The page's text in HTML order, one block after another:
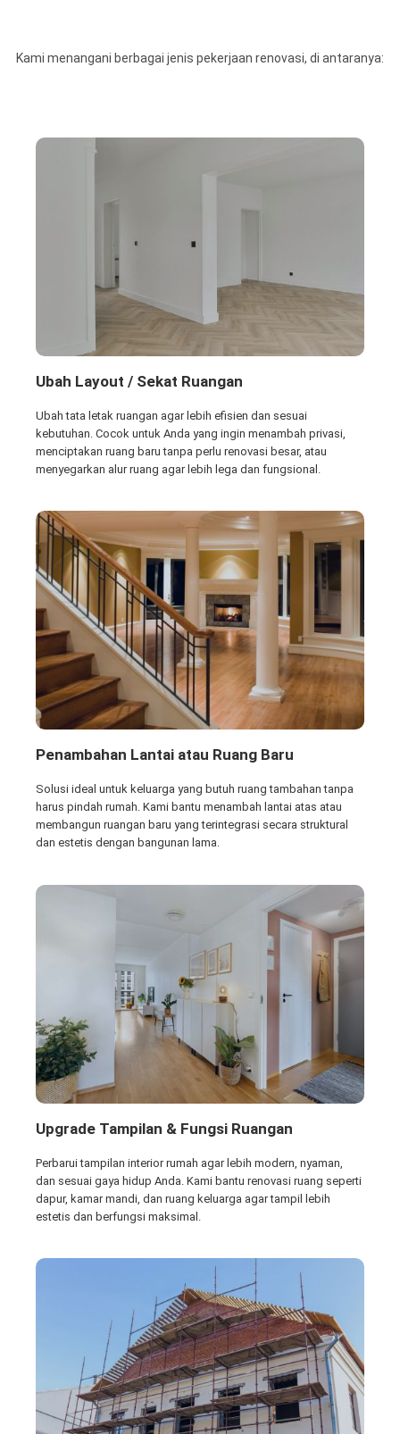
Kami menangani berbagai jenis pekerjaan renovasi, di antaranya:
Ubah Layout / Sekat Ruangan
Ubah tata letak ruangan agar lebih efisien dan sesuai
kebutuhan. Cocok untuk Anda yang ingin menambah privasi,
menciptakan ruang baru tanpa perlu renovasi besar, atau
menyegarkan alur ruang agar lebih lega dan fungsional.
Penambahan Lantai atau Ruang Baru
Solusi ideal untuk keluarga yang butuh ruang tambahan tanpa
harus pindah rumah. Kami bantu menambah lantai atas atau
membangun ruangan baru yang terintegrasi secara struktural
dan estetis dengan bangunan lama.
Upgrade Tampilan & Fungsi Ruangan
Perbarui tampilan interior rumah agar lebih modern, nyaman,
dan sesuai gaya hidup Anda. Kami bantu renovasi ruang seperti
dapur, kamar mandi, dan ruang keluarga agar tampil lebih
estetis dan berfungsi maksimal.